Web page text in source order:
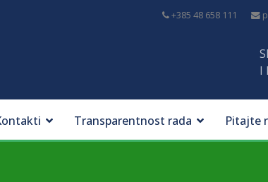
+385 48 658 111
I
Transparentnost rada Pitajte